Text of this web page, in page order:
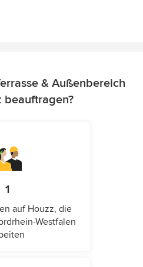
& Außenbereich
beauftragen?
1
auf Houzz, die
Westfalen